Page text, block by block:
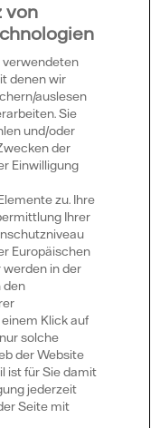
von
verwendeten
denen wir
auslesen
Sie
und/oder
der
Einwilligung
zu. Ihre
Ihrer
Europäischen
werden in der
den
Klick auf
solche
der Website
ist für Sie damit
jederzeit
Seite mit